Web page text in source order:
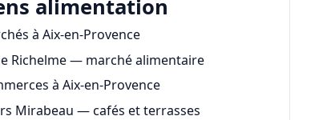
alimentation
à Aix-en-Provence
Richelme — marché alimentaire
à Aix-en-Provence
Mirabeau — cafés et terrasses